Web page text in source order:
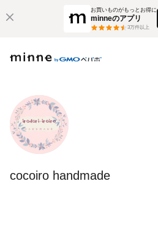
お買いものがもっとお得に
minneのアプリ
3万件以上
cocoiro handmade